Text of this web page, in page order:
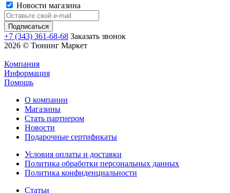
Новости магазина
+7 (343) 361-68-68 Заказать звонок
2026 © Тюнинг Маркет
Компания
Информация
Помощь
О компании
Магазины
Стать партнером
Новости
Подарочные сертификаты
Условия оплаты и доставки
Политика обработки персональных данных
Политика конфиденциальности
Статьи